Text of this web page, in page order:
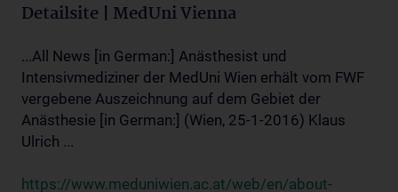
Detailsite | MedUni Vienna
...All News [in German:] Anästhesist und
Intensivmediziner der MedUni Wien erhält vom FWF
vergebene Auszeichnung auf dem Gebiet der
Anästhesie [in German:] (Wien, 25-1-2016) Klaus
Ulrich ...
https://www.meduniwien.ac.at/web/en/about-